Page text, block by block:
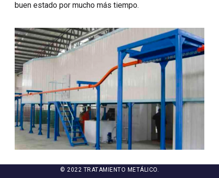
buen estado por mucho más tiempo.
© 2022 TRATAMIENTO METÁLICO.